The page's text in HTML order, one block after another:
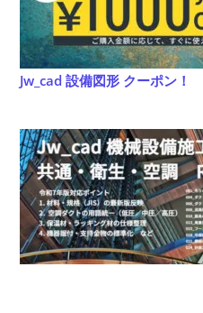
Jw_cad 設備図形 クーポン！